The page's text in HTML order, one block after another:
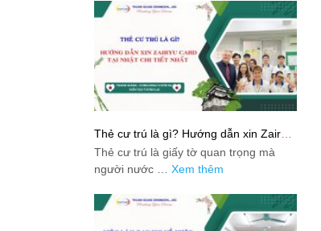
Thẻ cư trú là gì? Hướng dẫn xin Zairyu
Card tại Nhật chi tiết nhất
Thẻ cư trú là giấy tờ quan trọng mà
người nước … Xem thêm